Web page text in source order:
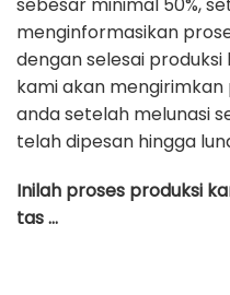
menginformasikan
dengan selesai produksi
kami akan
anda setelah melunasi
telah dipesan hingga
Inilah proses produksi
tas …